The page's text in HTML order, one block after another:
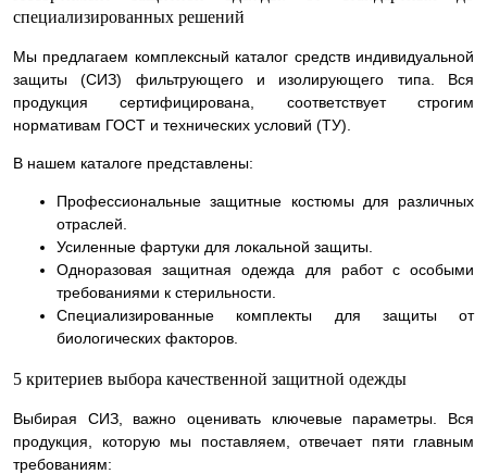
специализированных решений
Мы предлагаем комплексный каталог средств индивидуальной
защиты (СИЗ) фильтрующего и изолирующего типа. Вся
продукция сертифицирована, соответствует строгим
нормативам ГОСТ и технических условий (ТУ).
В нашем каталоге представлены:
Профессиональные защитные костюмы для различных
отраслей.
Усиленные фартуки для локальной защиты.
Одноразовая защитная одежда для работ с особыми
требованиями к стерильности.
Специализированные комплекты для защиты от
биологических факторов.
5 критериев выбора качественной защитной одежды
Выбирая СИЗ, важно оценивать ключевые параметры. Вся
продукция, которую мы поставляем, отвечает пяти главным
требованиям: